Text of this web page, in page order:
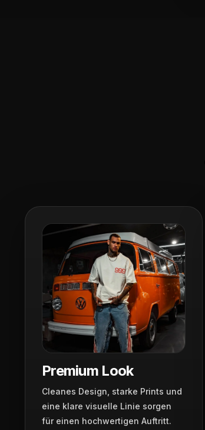
Premium Look
Cleanes Design, starke Prints und
eine klare visuelle Linie sorgen
für einen hochwertigen Auftritt.